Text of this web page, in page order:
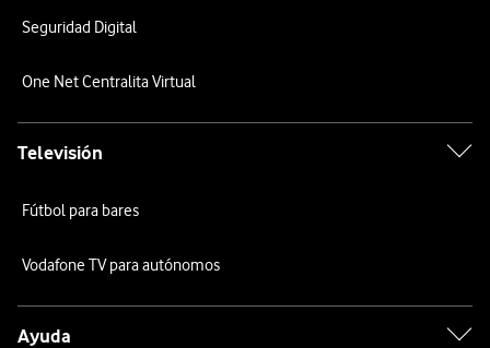
Seguridad Digital
One Net Centralita Virtual
Televisión
Fútbol para bares
Vodafone TV para autónomos
Ayuda